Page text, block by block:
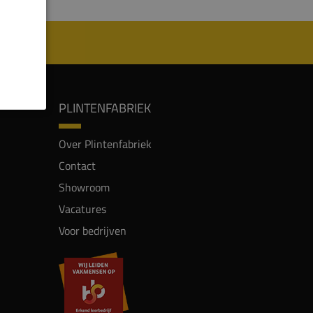
PLINTENFABRIEK
Over Plintenfabriek
Contact
Showroom
Vacatures
Voor bedrijven